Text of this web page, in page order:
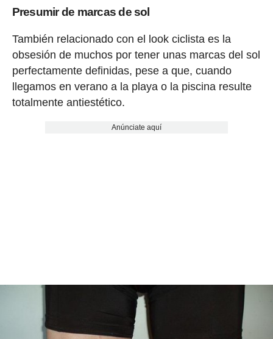
Presumir de marcas de sol
También relacionado con el look ciclista es la
obsesión de muchos por tener unas marcas del sol
perfectamente definidas, pese a que, cuando
llegamos en verano a la playa o la piscina resulte
totalmente antiestético.
Anúnciate aquí